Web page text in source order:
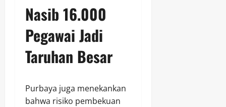
Nasib 16.000
Pegawai Jadi
Taruhan Besar
Purbaya juga menekankan
bahwa risiko pembekuan